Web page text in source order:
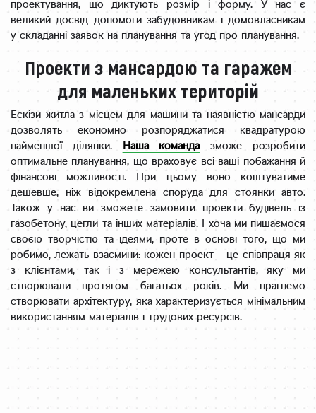
проектування, що диктують розмір і форму. У нас є
великий досвід допомоги забудовникам і домовласникам
у складанні заявок на планування та угод про планування.
Проекти з мансардою та гаражем
для маленьких територій
Ескізи житла з місцем для машини та наявністю мансарди
дозволять економно розпоряджатися квадратурою
найменшої ділянки. Наша командазможе розробити
оптимальне планування, що враховує всі ваші побажання й
фінансові можливості. При цьому воно коштуватиме
дешевше, ніж відокремлена споруда для стоянки авто.
Також у нас ви зможете замовити проекти будівель із
газобетону, цегли та інших матеріалів. І хоча ми пишаємося
своєю творчістю та ідеями, проте в основі того, що ми
робимо, лежать взаємини: кожен проект – це співпраця як
з клієнтами, так і з мережею консультантів, яку ми
створювали протягом багатьох років. Ми прагнемо
створювати архітектуру, яка характеризується мінімальним
використанням матеріалів і трудових ресурсів.